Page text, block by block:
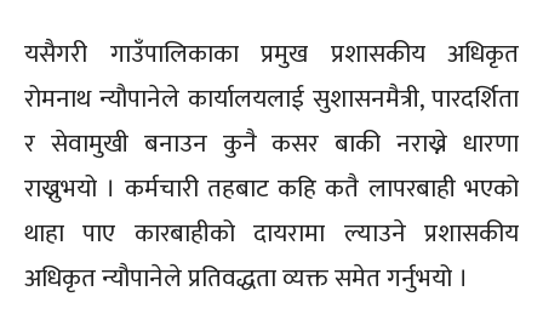
यसैगरी गाउँपालिकाका प्रमुख प्रशासकीय अधिकृत
रोमनाथ न्यौपानेले कार्यालयलाई सुशासनमैत्री, पारदर्शिता
र सेवामुखी बनाउन कुनै कसर बाकी नराख्ने धारणा
राख्नुभयो । कर्मचारी तहबाट कहि कतै लापरबाही भएको
थाहा पाए कारबाहीको दायरामा ल्याउने प्रशासकीय
अधिकृत न्यौपानेले प्रतिवद्धता व्यक्त समेत गर्नुभयो ।